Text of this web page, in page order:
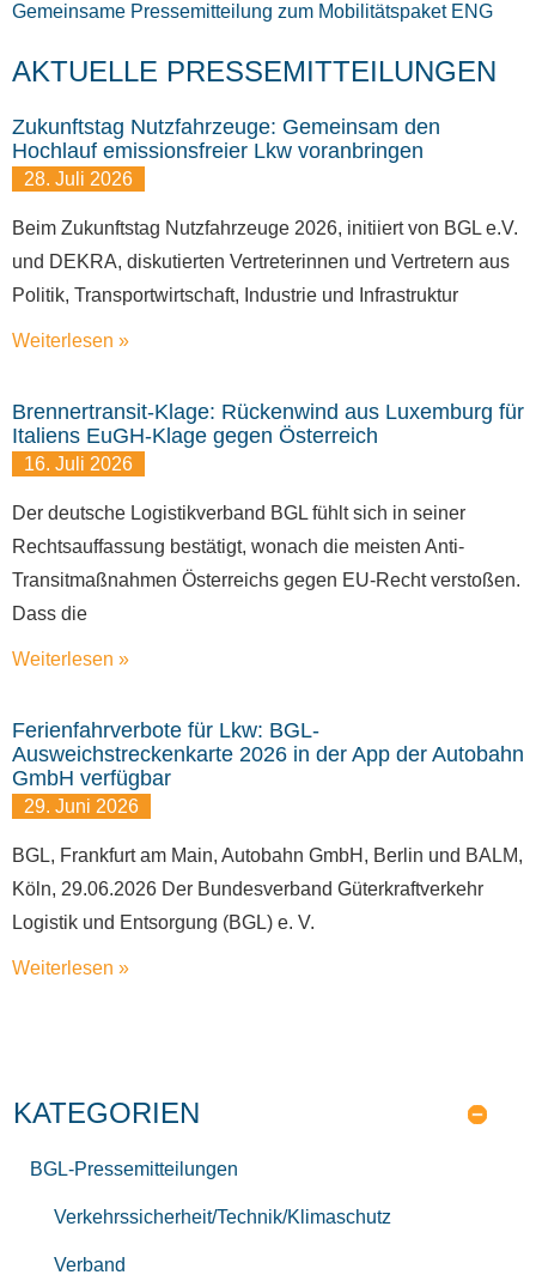
Gemeinsame Pressemitteilung zum Mobilitätspaket ENG
AKTUELLE PRESSEMITTEILUNGEN
Zukunftstag Nutzfahrzeuge: Gemeinsam den
Hochlauf emissionsfreier Lkw voranbringen
28. Juli 2026
Beim Zukunftstag Nutzfahrzeuge 2026, initiiert von BGL e.V.
und DEKRA, diskutierten Vertreterinnen und Vertretern aus
Politik, Transportwirtschaft, Industrie und Infrastruktur
Weiterlesen »
Brennertransit-Klage: Rückenwind aus Luxemburg für
Italiens EuGH-Klage gegen Österreich
16. Juli 2026
Der deutsche Logistikverband BGL fühlt sich in seiner
Rechtsauffassung bestätigt, wonach die meisten Anti-
Transitmaßnahmen Österreichs gegen EU-Recht verstoßen.
Dass die
Weiterlesen »
Ferienfahrverbote für Lkw: BGL-
Ausweichstreckenkarte 2026 in der App der Autobahn
GmbH verfügbar
29. Juni 2026
BGL, Frankfurt am Main, Autobahn GmbH, Berlin und BALM,
Köln, 29.06.2026 Der Bundesverband Güterkraftverkehr
Logistik und Entsorgung (BGL) e. V.
Weiterlesen »
KATEGORIEN
BGL-Pressemitteilungen
Verkehrssicherheit/Technik/Klimaschutz
Verband